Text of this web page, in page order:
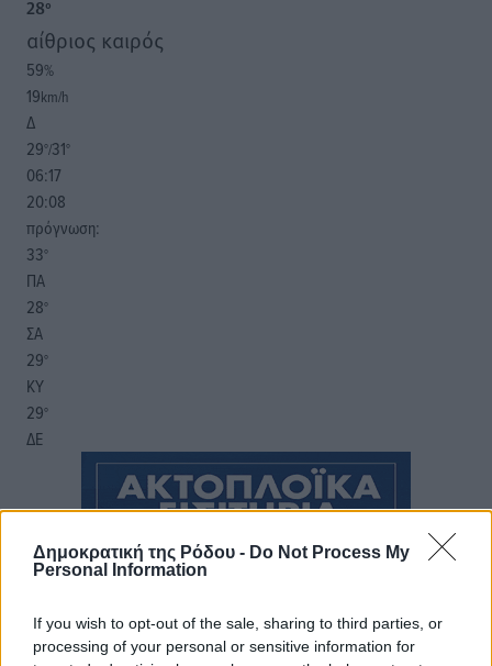
Δημοκρατική της Ρόδου - Do Not Process My
Personal Information
If you wish to opt-out of the sale, sharing to third parties, or
processing of your personal or sensitive information for
28°
αίθριος καιρός
59%
19km/h
Δ
29°/31°
06:17
20:08
πρόγνωση:
33°
ΠΑ
28°
ΣΑ
29°
ΚΥ
29°
ΔΕ